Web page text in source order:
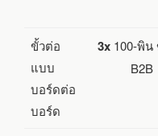
ขั้วต่อ
แบบ
บอร์ดต่อ
บอร์ด
3x 100-พิน
B2B